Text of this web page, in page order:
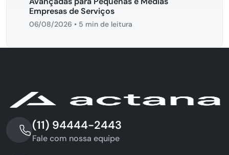
Empresas de Serviços
06/08/2026 • 5 min de leitura
(11) 94444-2443
Fale com nossa equipe